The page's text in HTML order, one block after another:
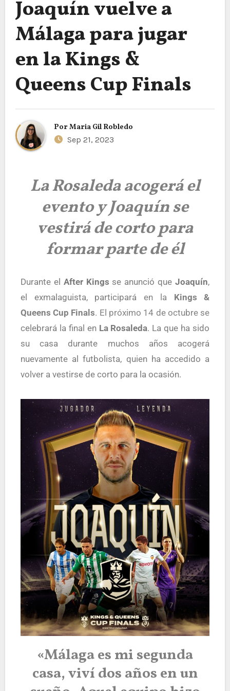
Joaquín vuelve a
Málaga para jugar
en la Kings &
Queens Cup Finals
Por Maria Gil Robledo
Sep 21, 2023
La Rosaleda acogerá el
evento y Joaquín se
vestirá de corto para
formar parte de él
Durante el After Kings se anunció queJoaquín,
el exmalaguista, participará en la Kings &
Queens Cup Finals. El próximo 14 de octubre se
celebrará la final en La Rosaleda. La que ha sido
su casa durante muchos años acogerá
nuevamente al futbolista, quien ha accedido a
volver a vestirse de corto para la ocasión.
«Málaga es mi segunda
casa, viví dos años en un